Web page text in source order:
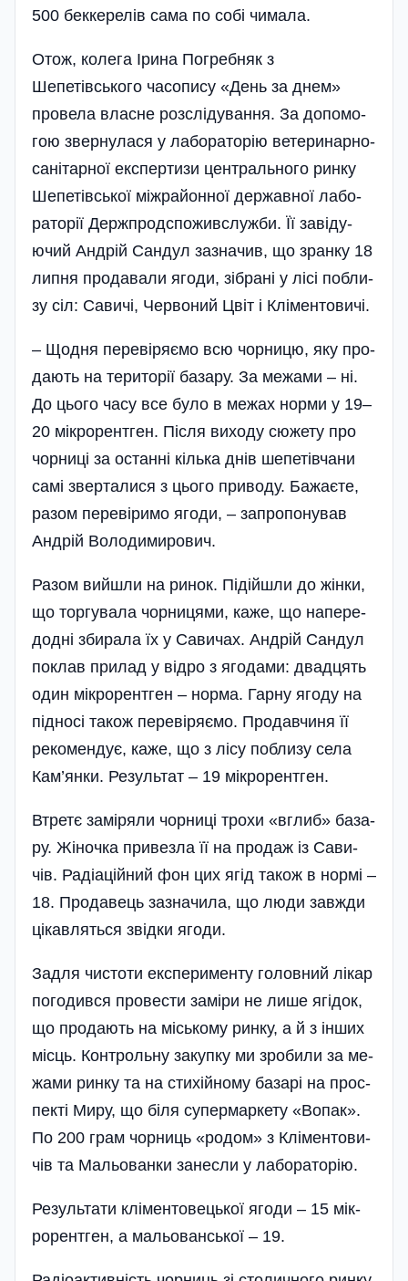
500 беккерелів сама по собі чимала.
Отож, колега Ірина Погребняк з
Шепетівського часопису «День за днем»
про­ве­ла влас­не роз­слі­ду­ван­ня. За до­по­мо­
гою звер­ну­ла­ся у ла­бо­ра­то­рію ве­те­ри­нар­но-
са­ні­тар­ної ек­спер­тизи цен­траль­но­го рин­ку
Ше­пе­тівсь­кої між­район­ної дер­жавної ла­бо­
ра­то­рії Держ­прод­спо­жив­служ­би. Її за­ві­ду­
ючий Ан­дрій Сан­дул заз­на­чив, що зран­ку 18
лип­ня про­да­ва­ли яго­ди, зіб­ра­ні у лі­сі поб­ли­
зу сіл: Са­ви­чі, Чер­во­ний Цвіт і Клі­мен­то­ви­чі.
– Щод­ня пе­ре­ві­ря­ємо всю чор­ни­цю, яку про­
да­ють на те­ри­то­рії ба­за­ру. За ме­жа­ми – ні.
До цього ча­су все бу­ло в ме­жах нор­ми у 19–
20 мік­ро­рен­тген. Піс­ля ви­хо­ду сю­же­ту про
чорни­ці за ос­танні кіль­ка днів ше­пе­тів­ча­ни
са­мі звер­та­ли­ся з цього при­во­ду. Ба­жа­єте,
разом переві­ри­мо яго­ди, – зап­ро­по­ну­вав
Ан­дрій Во­ло­ди­ми­ро­вич.
Ра­зом вий­шли на ри­нок. Пі­дій­шли до жін­ки,
що тор­гу­ва­ла чор­ни­ця­ми, ка­же, що на­пе­ре­
дод­ні зби­ра­ла їх у Са­ви­чах. Ан­дрій Сан­дул
пок­лав при­лад у від­ро з яго­да­ми: двад­цять
один мік­ро­рен­тген – нор­ма. Гар­ну яго­ду на
під­но­сі та­кож пе­ре­ві­ря­ємо. Про­дав­чи­ня її
ре­ко­мен­дує, ка­же, що з лі­су побли­зу се­ла
Кам’ян­ки. Ре­зуль­тат – 19 мік­ро­рен­тген.
Втре­тє за­мі­ря­ли чор­ни­ці тро­хи «вглиб» ба­за­
ру. Жі­ноч­ка при­вез­ла її на про­даж із Са­ви­
чів. Ра­ді­ацій­ний фон цих ягід та­кож в нор­мі –
18. Про­да­вець заз­на­чи­ла, що лю­ди зав­жди
ці­кав­лять­ся звід­ки яго­ди.
Зад­ля чис­то­ти ек­спе­ри­мен­ту го­лов­ний лі­кар
по­го­див­ся про­вес­ти за­мі­ри не ли­ше ягі­док,
що про­да­ють на місь­ко­му рин­ку, а й з ін­ших
місць. Кон­троль­ну за­куп­ку ми зро­би­ли за ме­
жа­ми рин­ку та на сти­хій­но­му ба­за­рі на прос­
пекті Ми­ру, що бі­ля су­пер­марке­ту «Во­пак».
По 200 грам чор­ниць «ро­дом» з Клі­мен­то­ви­
чів та Мальован­ки за­нес­ли у ла­бо­ра­то­рію.
Ре­зуль­та­ти клі­мен­то­вець­кої яго­ди – 15 мік­
ро­рен­тген, а мальовансь­кої – 19.